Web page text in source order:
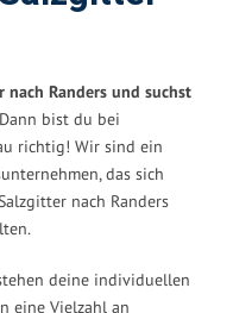
Randers und suchst
Dann bist du bei
richtig! Wir sind ein
das sich
nach Randers
deine individuellen
eine Vielzahl an